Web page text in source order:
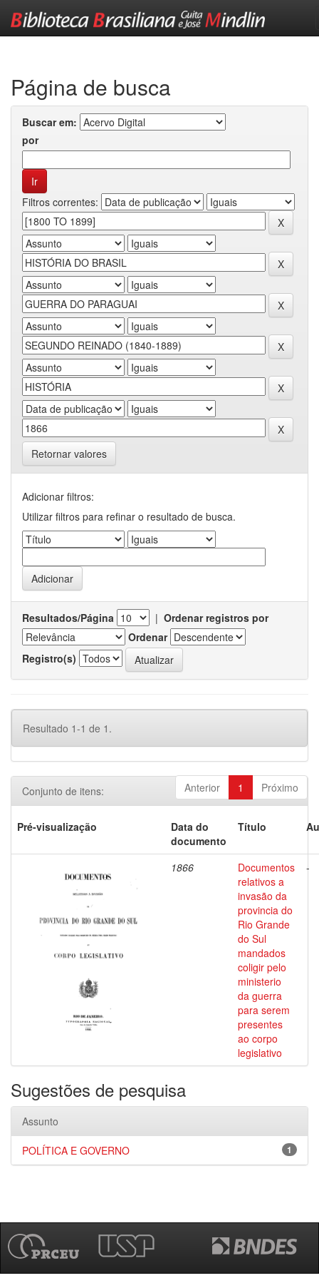
Página de busca
Buscar em:
por
Filtros correntes:
Retornar valores
Adicionar filtros:
Utilizar filtros para refinar o resultado de busca.
Resultados/Página | Ordenar registros por
Ordenar
Registro(s)
Resultado 1-1 de 1.
Anterior 1 Próximo
Conjunto de itens:
Pré-visualização
Data do
documento
Título
1866
Documentos
relativos a
invasão da
provincia do
Rio Grande
do Sul
mandados
coligir pelo
ministerio
da guerra
para serem
presentes
ao corpo
legislativo
-
Sugestões de pesquisa
Assunto
1
POLÍTICA E GOVERNO